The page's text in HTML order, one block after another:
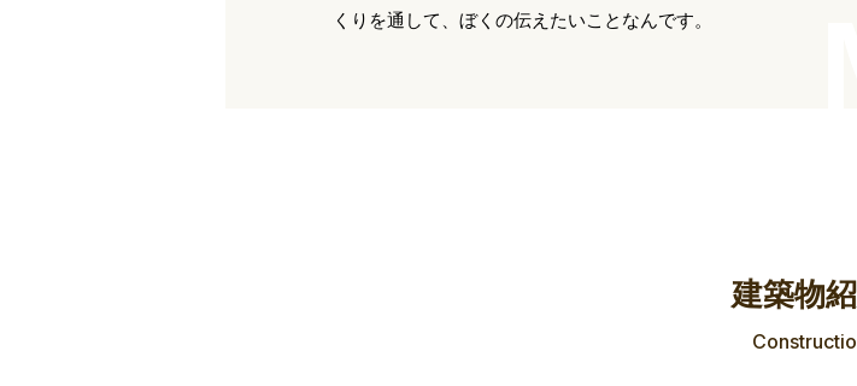
くりを通して、ぼくの伝えたいことなんです。
建築物